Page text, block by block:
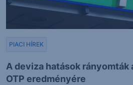
A deviza hatások rányomták
OTP eredményére
PIACI HÍREK